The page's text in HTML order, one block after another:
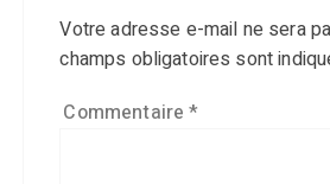
Votre adresse e-mail ne sera
champs obligatoires sont
Commentaire*